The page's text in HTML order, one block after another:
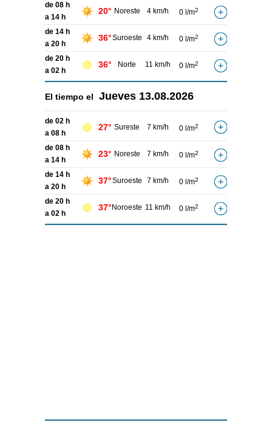
de 08 h
a 14 h
20° Noreste 4 km/h 0 l/m2
de 14 h
a 20 h
36°Suroeste 4 km/h 0 l/m2
de 20 h
a 02 h
36° Norte 11 km/h 0 l/m2
El tiempo el Jueves 13.08.2026
de 02 h
a 08 h
27° Sureste 7 km/h 0 l/m2
de 08 h
a 14 h
23° Noreste 7 km/h 0 l/m2
de 14 h
a 20 h
37°Suroeste 7 km/h 0 l/m2
de 20 h
a 02 h
37° Noroeste 11 km/h 0 l/m2